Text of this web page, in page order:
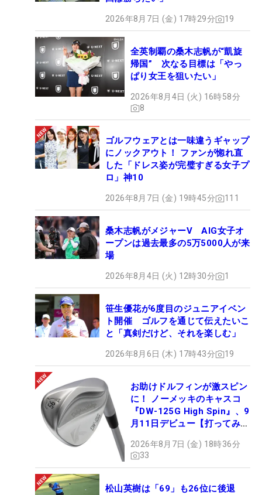
2026年8月7日 (金) 17時29分 19
全英制覇の桑木志帆が“凱旋
帰国” 次なる目標は「やっ
ぱり女王を狙いたい」
2026年8月4日 (火) 16時58分
8
ゴルフウェアとは一味違うギャップ
にノックアウト！ ファンが惚れ直
した「ドレス姿が完璧すぎる女子プ
ロ」神10
2026年8月7日 (金) 19時45分 111
桑木志帆がメジャーV AIG女子オ
ープンは過去最多の5万5000人が来
場
2026年8月4日 (火) 12時30分 1
笹生優花が6度目のジュニアイベン
ト開催 ゴルフを通じて伝えたいこ
と「真剣だけど、それを楽しむ」
2026年8月6日 (木) 17時43分 19
お助けドルフィンが激スピン
に！ ノーメッキのキャスコ
『DW-125G High Spin』、9
月11日デビュー【打ってみ
2026年8月7日 (金) 18時36分
33
松山英樹は「69」も26位に後退